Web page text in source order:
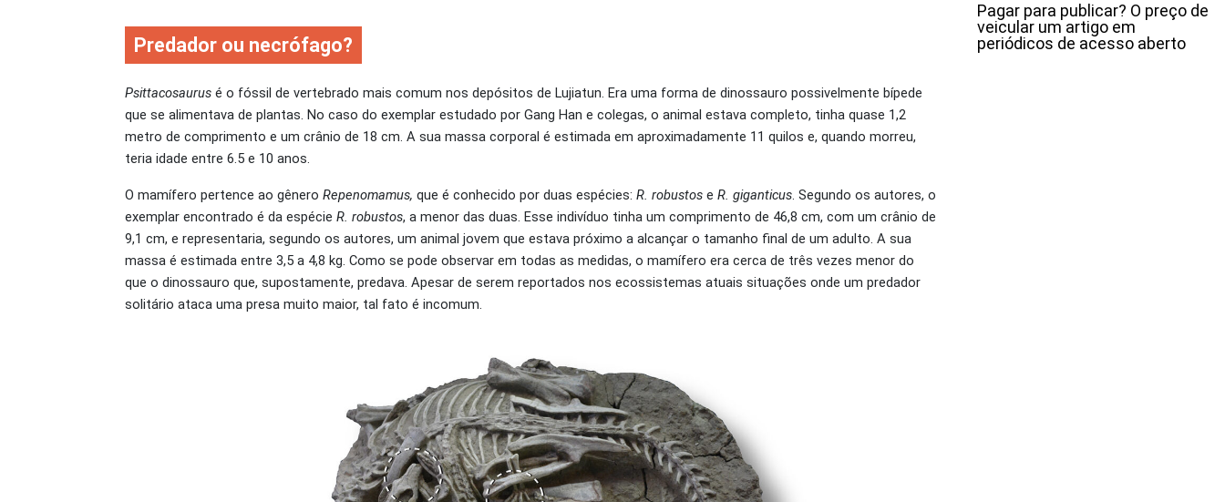
Predador ou necrófago?
Psittacosaurus é o fóssil de vertebrado mais comum nos depósitos de Lujiatun. Era uma forma de dinossauro possivelmente bípede
que se alimentava de plantas. No caso do exemplar estudado por Gang Han e colegas, o animal estava completo, tinha quase 1,2
metro de comprimento e um crânio de 18 cm. A sua massa corporal é estimada em aproximadamente 11 quilos e, quando morreu,
teria idade entre 6.5 e 10 anos.
O mamífero pertence ao gênero Repenomamus, que é conhecido por duas espécies: R. robustos e R. giganticus. Segundo os autores, o
exemplar encontrado é da espécie R. robustos, a menor das duas. Esse indivíduo tinha um comprimento de 46,8 cm, com um crânio de
9,1 cm, e representaria, segundo os autores, um animal jovem que estava próximo a alcançar o tamanho final de um adulto. A sua
massa é estimada entre 3,5 a 4,8 kg. Como se pode observar em todas as medidas, o mamífero era cerca de três vezes menor do
que o dinossauro que, supostamente, predava. Apesar de serem reportados nos ecossistemas atuais situações onde um predador
solitário ataca uma presa muito maior, tal fato é incomum.
Pagar para publicar? O preço de
veicular um artigo em
periódicos de acesso aberto